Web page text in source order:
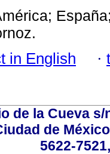
in English ·
de la Cueva
de
5622-